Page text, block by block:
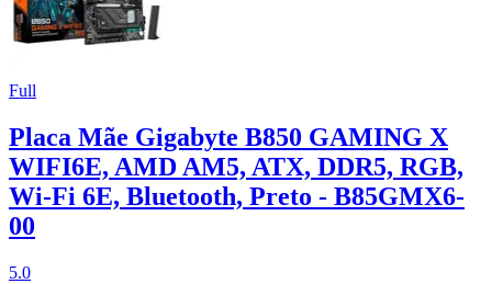
Full
Placa Mãe Gigabyte B850 GAMING X
WIFI6E, AMD AM5, ATX, DDR5, RGB,
Wi-Fi 6E, Bluetooth, Preto - B85GMX6-
00
5.0